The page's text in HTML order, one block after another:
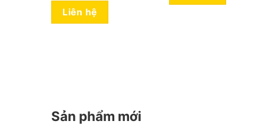
Liên hệ
Sản phẩm mới